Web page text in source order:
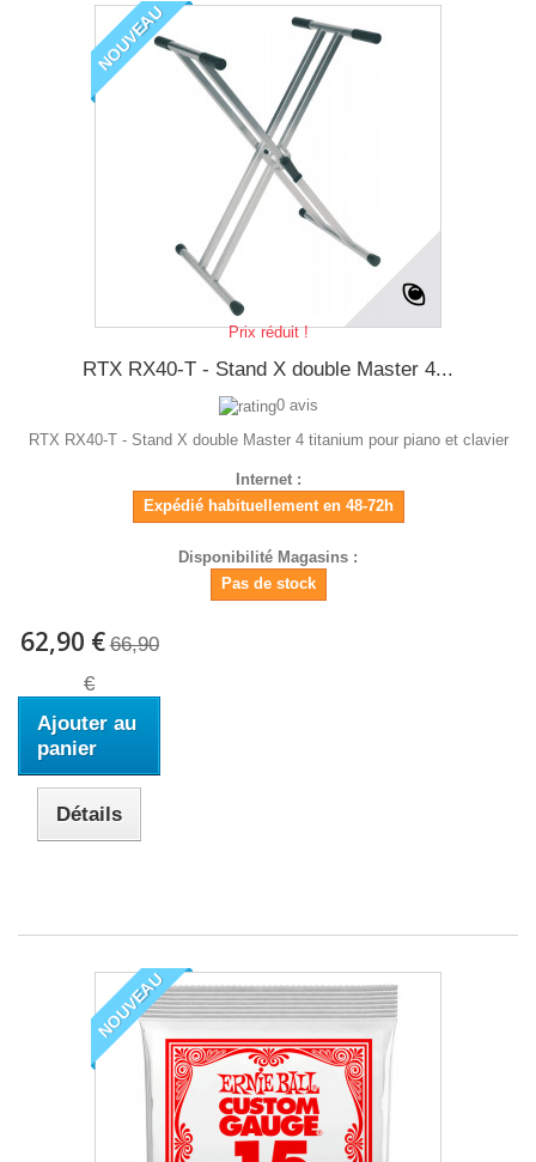
NOUVEAU
Prix réduit !
RTX RX40-T - Stand X double Master 4...
0 avis
RTX RX40-T - Stand X double Master 4 titanium pour piano et clavier
Internet :
Expédié habituellement en 48-72h
Disponibilité Magasins :
Pas de stock
62,90 € 66,90
€
Ajouter au
panier
Détails
NOUVEAU